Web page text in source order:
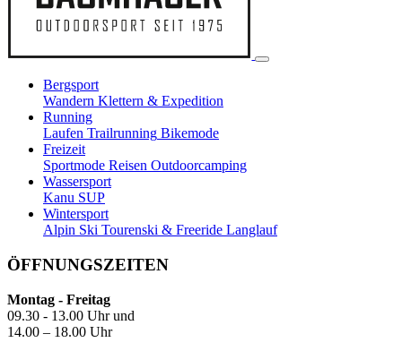
Bergsport
Wandern Klettern & Expedition
Running
Laufen Trailrunning Bikemode
Freizeit
Sportmode Reisen Outdoorcamping
Wassersport
Kanu SUP
Wintersport
Alpin Ski Tourenski & Freeride Langlauf
ÖFFNUNGSZEITEN
Montag - Freitag
09.30 - 13.00 Uhr und
14.00 – 18.00 Uhr